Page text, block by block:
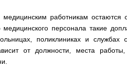
работникам
персонала такие
поликлиниках и
от должности, места